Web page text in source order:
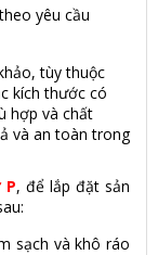
yêu cầu
tùy thuộc
kích thước có
hợp và chất
và an toàn trong
P, để lắp đặt sản
sạch và khô ráo